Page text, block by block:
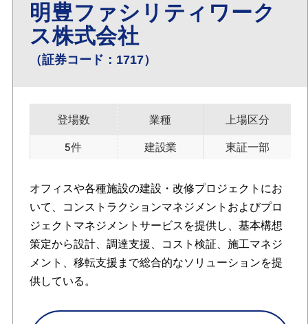
明豊ファシリティワーク
ス株式会社
（証券コード：1717）
登場数
5件
業種
建設業
上場区分
東証一部
オフィスや各種施設の建設・改修プロジェクトにお
いて、コンストラクションマネジメントおよびプロ
ジェクトマネジメントサービスを提供し、基本構想
策定から設計、調達支援、コスト検証、施工マネジ
メント、移転支援まで総合的なソリューションを提
供している。